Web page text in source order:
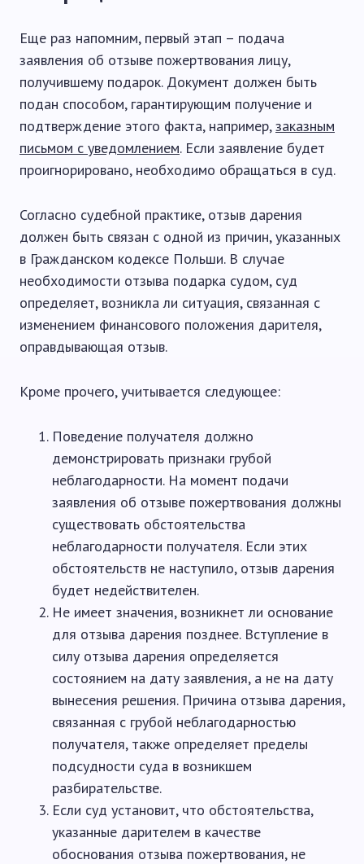
Еще раз напомним, первый этап – подача
заявления об отзыве пожертвования лицу,
получившему подарок. Документ должен быть
подан способом, гарантирующим получение и
подтверждение этого факта, например,заказным
письмом с уведомлением. Если заявление будет
проигнорировано, необходимо обращаться в суд.
Согласно судебной практике, отзыв дарения
должен быть связан с одной из причин, указанных
в Гражданском кодексе Польши. В случае
необходимости отзыва подарка судом, суд
определяет, возникла ли ситуация, связанная с
изменением финансового положения дарителя,
оправдывающая отзыв.
Кроме прочего, учитывается следующее:
Поведение получателя должно
демонстрировать признаки грубой
неблагодарности. На момент подачи
заявления об отзыве пожертвования должны
существовать обстоятельства
неблагодарности получателя. Если этих
обстоятельств не наступило, отзыв дарения
будет недействителен.
Не имеет значения, возникнет ли основание
для отзыва дарения позднее. Вступление в
силу отзыва дарения определяется
состоянием на дату заявления, а не на дату
вынесения решения. Причина отзыва дарения,
связанная с грубой неблагодарностью
получателя, также определяет пределы
подсудности суда в возникшем
разбирательстве.
Если суд установит, что обстоятельства,
указанные дарителем в качестве
обоснования отзыва пожертвования, не